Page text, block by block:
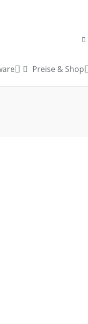
Preise & Shop